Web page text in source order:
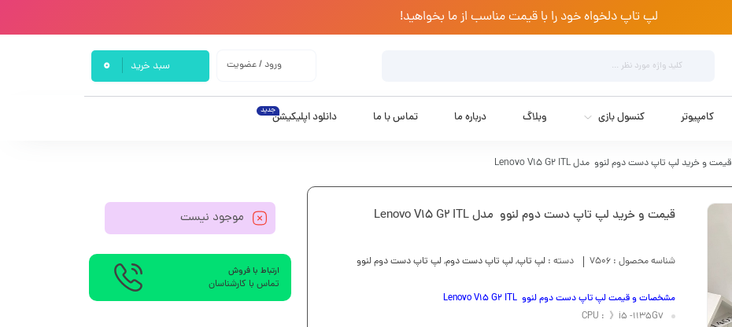
لپ تاپ دلخواه خود را با قیمت مناسب از ما بخواهید!
ورود / عضویت سبد خرید 0
کامپیوتر کنسول بازی وبلاگ درباره ما تماس با ما دانلود اپلیکیشنجدید
قیمت و خرید لپ تاپ دست دوم لنوو مدل Lenovo V15 G2 ITL
قیمت و خرید لپ تاپ دست دوم لنوو مدل Lenovo V15 G2 ITL
شناسه محصول : 7506 دسته : لپ تاپ,لپ تاپ دست دوم,لپ تاپ دست دوم لنوو
مشخصات و قیمت لپ تاپ دست دوم لنوو Lenovo V15 G2 ITL
CPU : 》i5 -1135G7
موجود نیست
ارتباط با فروش
تماس با کارشناسان